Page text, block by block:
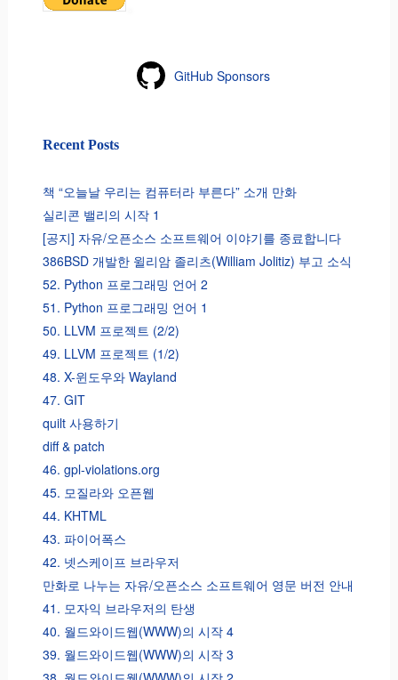
GitHub Sponsors
Recent Posts
책 “오늘날 우리는 컴퓨터라 부른다” 소개 만화
실리콘 밸리의 시작 1
[공지] 자유/오픈소스 소프트웨어 이야기를 종료합니다
386BSD 개발한 윌리암 졸리츠(William Jolitiz) 부고 소식
52. Python 프로그래밍 언어 2
51. Python 프로그래밍 언어 1
50. LLVM 프로젝트 (2/2)
49. LLVM 프로젝트 (1/2)
48. X-윈도우와 Wayland
47. GIT
quilt 사용하기
diff & patch
46. gpl-violations.org
45. 모질라와 오픈웹
44. KHTML
43. 파이어폭스
42. 넷스케이프 브라우저
만화로 나누는 자유/오픈소스 소프트웨어 영문 버전 안내
41. 모자익 브라우저의 탄생
40. 월드와이드웹(WWW)의 시작 4
39. 월드와이드웹(WWW)의 시작 3